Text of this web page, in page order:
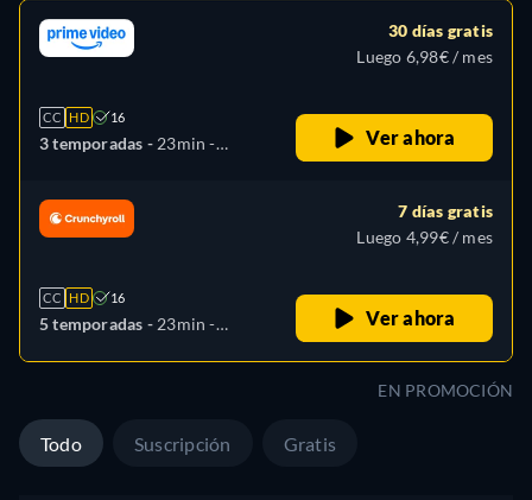
CC HD 16
3 temporadas - 23min -
30 días gratis
Luego 6,98€ / mes
Ver ahora
CC HD 16
5 temporadas - 23min -
7 días gratis
Luego 4,99€ / mes
Ver ahora
EN PROMOCIÓN
Todo Suscripción Gratis